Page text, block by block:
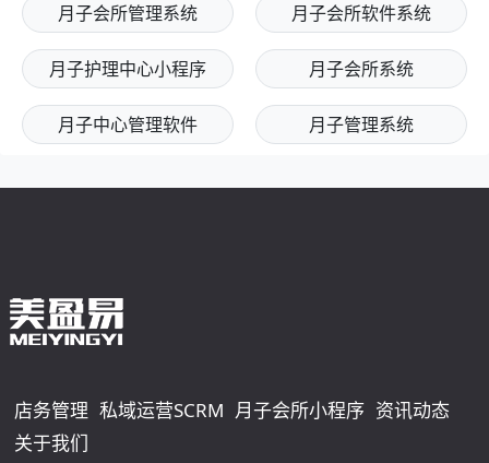
月子会所管理系统 月子会所软件系统
月子护理中心小程序 月子会所系统
月子中心管理软件 月子管理系统
店务管理 私域运营SCRM 月子会所小程序 资讯动态
关于我们